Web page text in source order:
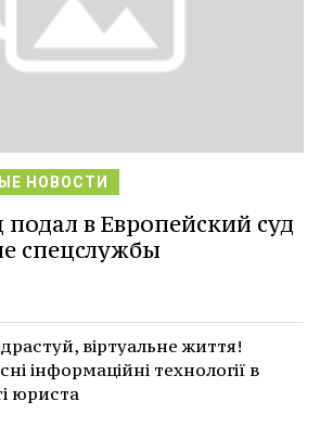
НОВОСТИ
в Европейский суд
спецслужбы
віртуальне життя!
інформаційні технології в
юриста